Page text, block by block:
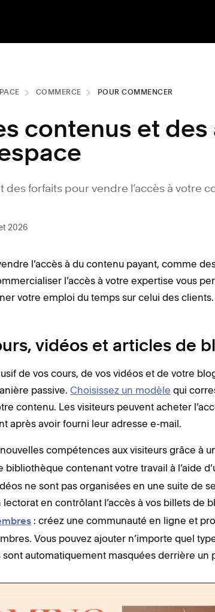
COMMERCE POUR COMMENCER
contenus et des
des forfaits pour vendre l’accès à votre
2026
l’accès à du contenu payant, comme
l’accès à votre expertise vous
votre emploi du temps sur celui des clients.
vidéos et articles de
de vos cours, de vos vidéos et de votre
passive. Choisissez un modèle qui
contenu. Les visiteurs peuvent acheter
après avoir fourni leur adresse e-mail.
compétences aux visiteurs grâce à
bibliothèque contenant votre travail à l’aide
ne sont pas organisées en une suite de
en contrôlant l’accès à vos billets de
: créez une communauté en ligne et
Vous pouvez ajouter n’importe quel
automatiquement masquées derrière un